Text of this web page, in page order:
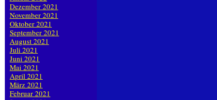
Dezember 2021
November 2021
Oktober 2021
September 2021
August 2021
Juli 2021
Juni 2021
Mai 2021
April 2021
März 2021
Februar 2021